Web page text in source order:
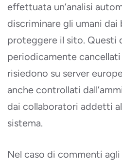
effettuata un’analisi
discriminare gli umani dai
proteggere il sito. Questi
periodicamente
risiedono su server
anche controllati
dai collaboratori addetti
sistema.
Nel caso di commenti